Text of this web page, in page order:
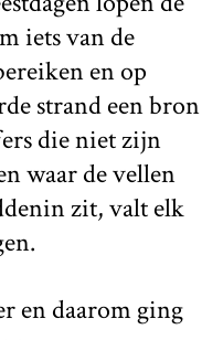
iets van de
en op
strand een bron
die niet zijn
waar de vellen
zit, valt elk
en daarom ging